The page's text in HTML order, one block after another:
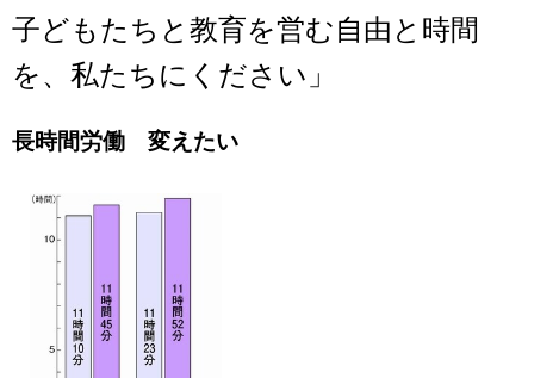
子どもたちと教育を営む自由と時間
を、私たちにください」
長時間労働 変えたい